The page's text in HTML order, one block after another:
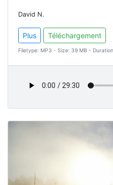
David N.
Plus Téléchargement
Filetype: MP3 - Size: 39 MB -